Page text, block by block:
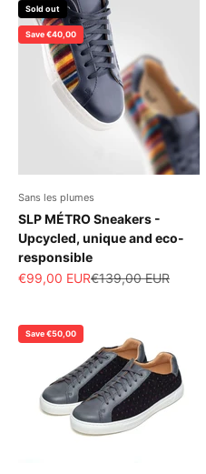
Sold out
Save €40,00
Sans les plumes
SLP MÉTRO Sneakers -
Upcycled, unique and eco-
responsible
Sale price
€99,00 EURRegular price
€139,00 EUR
Save €50,00